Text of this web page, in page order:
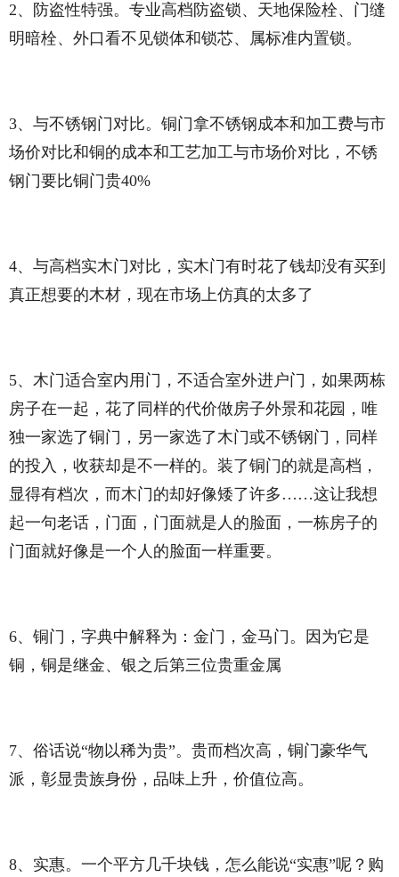
2、防盗性特强。专业高档防盗锁、天地保险栓、门缝
明暗栓、外口看不见锁体和锁芯、属标准内置锁。
3、与不锈钢门对比。铜门拿不锈钢成本和加工费与市
场价对比和铜的成本和工艺加工与市场价对比，不锈
钢门要比铜门贵40%
4、与高档实木门对比，实木门有时花了钱却没有买到
真正想要的木材，现在市场上仿真的太多了
5、木门适合室内用门，不适合室外进户门，如果两栋
房子在一起，花了同样的代价做房子外景和花园，唯
独一家选了铜门，另一家选了木门或不锈钢门，同样
的投入，收获却是不一样的。装了铜门的就是高档，
显得有档次，而木门的却好像矮了许多……这让我想
起一句老话，门面，门面就是人的脸面，一栋房子的
门面就好像是一个人的脸面一样重要。
6、铜门，字典中解释为：金门，金马门。因为它是
铜，铜是继金、银之后第三位贵重金属
7、俗话说“物以稀为贵”。贵而档次高，铜门豪华气
派，彰显贵族身份，品味上升，价值位高。
8、实惠。一个平方几千块钱，怎么能说“实惠”呢？购